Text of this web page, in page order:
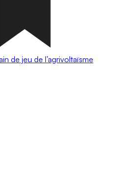
de jeu de l’agrivoltaïsme